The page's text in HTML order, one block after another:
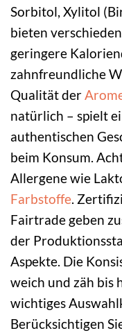
Sorbitol, Xylitol
bieten
geringere
zahnfreundliche
Qualität der
natürlich – spielt
authentischen
beim Konsum.
Allergene wie
Farbstoffe.
Fairtrade geben
der
Aspekte. Die
weich und zäh bis
wichtiges
Berücksichtigen